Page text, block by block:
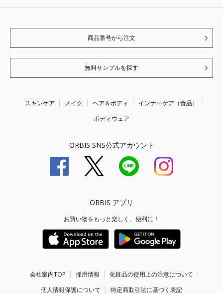
商品番号から注文
無料サンプルを探す
スキンケア メイク ヘア＆ボディ
インナーケア（食品）
ボディウェア
ORBIS SNS公式アカウント
ORBIS アプリ
お買い物をもっと楽しく、便利に！
会社案内TOP 採用情報
化粧品の使用上の注意について
個人情報保護について
特定商取引法に基づく表記